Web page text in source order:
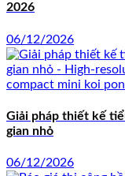
2026
06/12/2026
Giải pháp thiết kế
gian nhỏ
06/12/2026